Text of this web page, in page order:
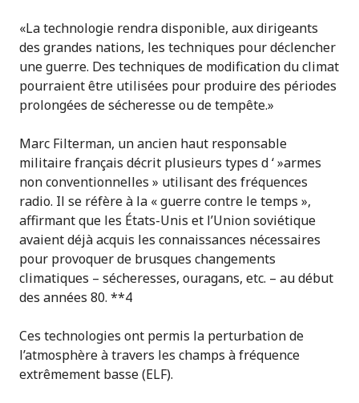
«La technologie rendra disponible, aux dirigeants
des grandes nations, les techniques pour déclencher
une guerre. Des techniques de modification du climat
pourraient être utilisées pour produire des périodes
prolongées de sécheresse ou de tempête.»
Marc Filterman, un ancien haut responsable
militaire français décrit plusieurs types d ‘ »armes
non conventionnelles » utilisant des fréquences
radio. Il se réfère à la « guerre contre le temps »,
affirmant que les États-Unis et l’Union soviétique
avaient déjà acquis les connaissances nécessaires
pour provoquer de brusques changements
climatiques – sécheresses, ouragans, etc. – au début
des années 80. **4
Ces technologies ont permis la perturbation de
l’atmosphère à travers les champs à fréquence
extrêmement basse (ELF).